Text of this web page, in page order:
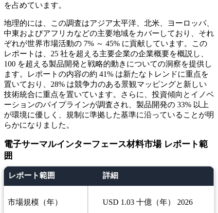
を占めています。
地理的には、この調査はアジア太平洋、北米、ヨーロッパ、
中東およびアフリカなどの主要地域をカバーしており、それ
ぞれが世界市場活動の 7% ～ 45% に貢献しています。この
レポートは、25 社を超える主要企業の企業概要を概説し、
100 を超える製品開発と戦略的動きについての洞察を提供し
ます。レポートの内容の約 41% は新たなトレンドに重点を
置いており、28% は競争力のある景観マッピングと新しい
技術統合に重点を置いています。さらに、投資傾向とイノベ
ーションのパイプラインが調査され、製品開発の 33% 以上
が環境に優しく、規制に準拠した基準に沿っていることが明
らかになりました。
電子サーマルインターフェース材料市場 レポート範
囲
レポート範囲 詳細
市場規模（年） USD 1.03 十億（年） 2026